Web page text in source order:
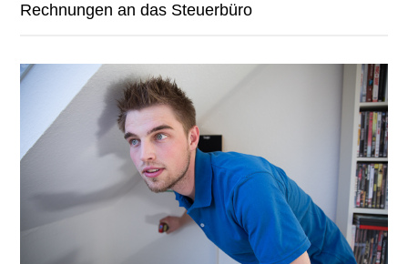
Rechnungen an das Steuerbüro